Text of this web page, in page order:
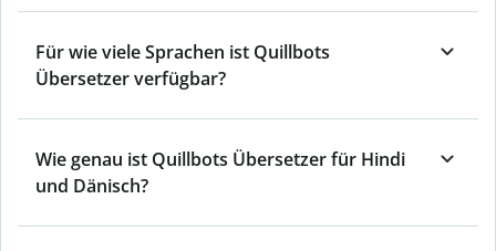
Für wie viele Sprachen ist Quillbots
Übersetzer verfügbar?
Wie genau ist Quillbots Übersetzer für Hindi
und Dänisch?